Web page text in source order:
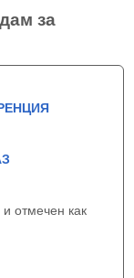
за
отмечен как